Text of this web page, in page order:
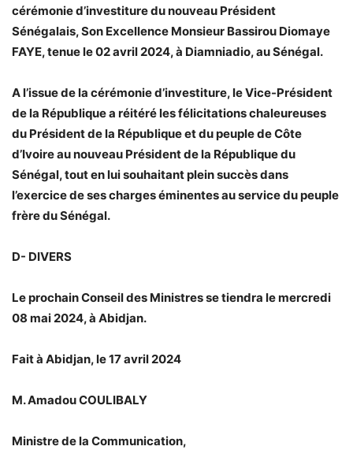
cérémonie d’investiture du nouveau Président
Sénégalais, Son Excellence Monsieur Bassirou Diomaye
FAYE, tenue le 02 avril 2024, à Diamniadio, au Sénégal.
A l’issue de la cérémonie d’investiture, le Vice-Président
de la République a réitéré les félicitations chaleureuses
du Président de la République et du peuple de Côte
d’Ivoire au nouveau Président de la République du
Sénégal, tout en lui souhaitant plein succès dans
l’exercice de ses charges éminentes au service du peuple
frère du Sénégal.
D- DIVERS
Le prochain Conseil des Ministres se tiendra le mercredi
08 mai 2024, à Abidjan.
Fait à Abidjan, le 17 avril 2024
M. Amadou COULIBALY
Ministre de la Communication,